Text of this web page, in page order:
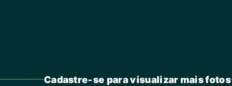
Cadastre-se para visualizar mais fotos